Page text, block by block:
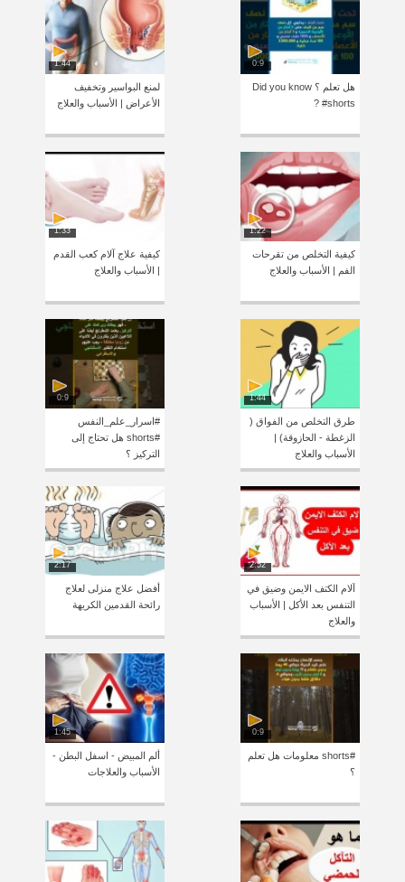
0:9
هل تعلم ؟ Did you know
? #shorts
1:44
لمنع البواسير وتخفيف
الأعراض | الأسباب والعلاج
1:22
كيفية التخلص من تقرحات
الفم | الأسباب والعلاج
1:33
كيفية علاج آلام كعب القدم
| الأسباب والعلاج
1:44
طرق التخلص من الفواق (
الزغطة - الحازوقة) |
الأسباب والعلاج
0:9
#اسرار_علم_النفس
#shorts هل تحتاج إلى
التركيز ؟
2:52
آلام الكتف الايمن وضيق في
التنفس بعد الأكل | الأسباب
والعلاج
2:17
أفضل علاج منزلى لعلاج
رائحة القدمين الكريهة
0:9
#shorts معلومات هل تعلم
؟
1:45
ألم المبيض - اسفل البطن -
الأسباب والعلاجات